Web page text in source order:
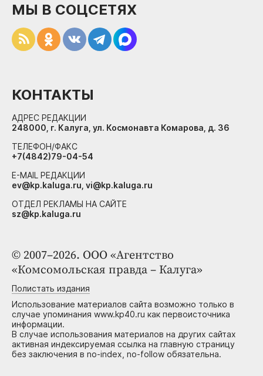
© 2007–2026. ООО «Агентство
«Комсомольская правда – Калуга»
Полистать издания
Использование материалов сайта возможно только в
случае упоминания www.kp40.ru как первоисточника
информации.
В случае использования материалов на других сайтах
активная индексируемая ссылка на главную страницу
без заключения в no-index, no-follow обязательна.
МЫ В СОЦСЕТЯХ
КОНТАКТЫ
АДРЕС РЕДАКЦИИ
248000, г. Калуга, ул. Космонавта Комарова, д. 36
ТЕЛЕФОН/ФАКС
+7(4842)79-04-54
E-MAIL РЕДАКЦИИ
ev@kp.kaluga.ru, vi@kp.kaluga.ru
ОТДЕЛ РЕКЛАМЫ НА САЙТЕ
sz@kp.kaluga.ru